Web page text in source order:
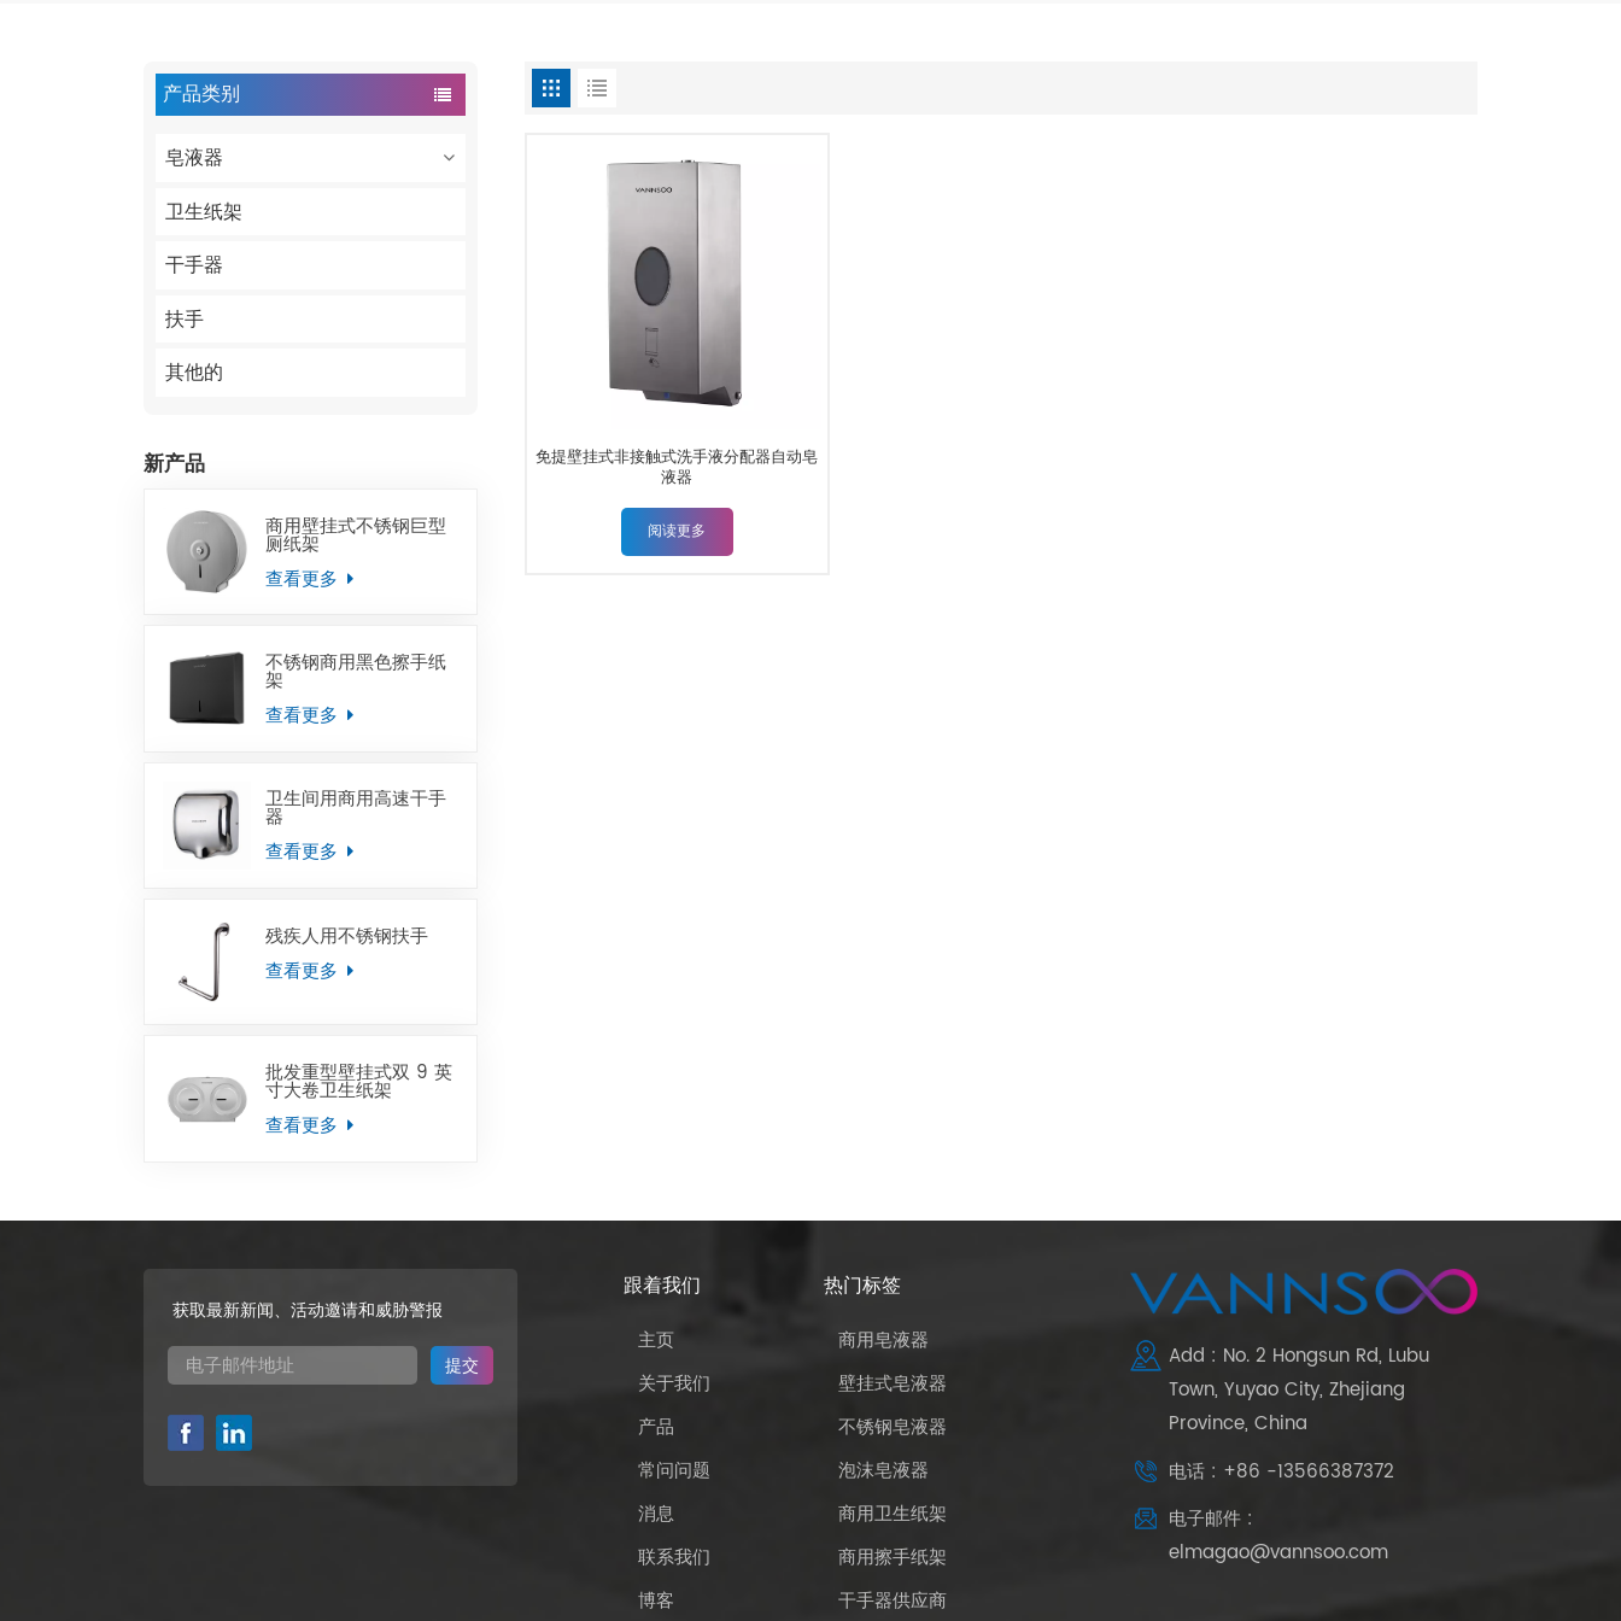
产品类别
皂液器
卫生纸架
干手器
扶手
其他的
新产品
商用壁挂式不锈钢巨型
厕纸架
查看更多
不锈钢商用黑色擦手纸
架
查看更多
卫生间用商用高速干手
器
查看更多
残疾人用不锈钢扶手
查看更多
批发重型壁挂式双 9 英
寸大卷卫生纸架
查看更多
免提壁挂式非接触式洗手液分配器自动皂
液器
阅读更多
获取最新新闻、活动邀请和威胁警报
跟着我们
主页
关于我们
产品
常问问题
消息
联系我们
博客
热门标签
商用皂液器
壁挂式皂液器
不锈钢皂液器
泡沫皂液器
商用卫生纸架
商用擦手纸架
干手器供应商
Add : No. 2 Hongsun Rd, Lubu
Town, Yuyao City, Zhejiang
Province, China
电话 : +86 -13566387372
电子邮件 :
elmagao@vannsoo.com